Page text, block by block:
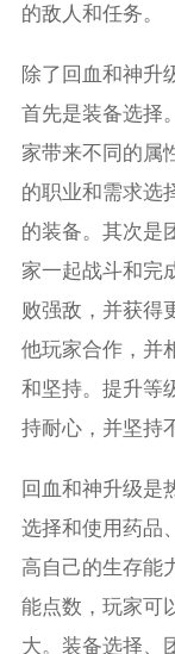
的敌人和任务。
除了回血和神升
首先是装备选择
家带来不同的属
的职业和需求选
的装备。其次是
家一起战斗和完
败强敌，并获得
他玩家合作，并
和坚持。提升等
持耐心，并坚持
回血和神升级是
选择和使用药品
高自己的生存能
能点数，玩家可
大。装备选择、